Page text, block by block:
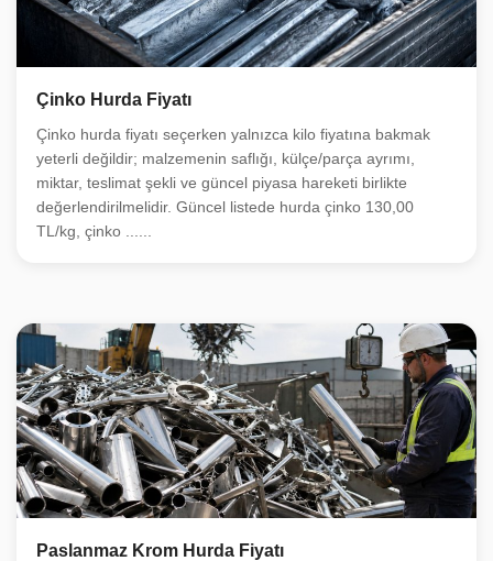
Çinko Hurda Fiyatı
Çinko hurda fiyatı seçerken yalnızca kilo fiyatına bakmak
yeterli değildir; malzemenin saflığı, külçe/parça ayrımı,
miktar, teslimat şekli ve güncel piyasa hareketi birlikte
değerlendirilmelidir. Güncel listede hurda çinko 130,00
TL/kg, çinko ......
Paslanmaz Krom Hurda Fiyatı